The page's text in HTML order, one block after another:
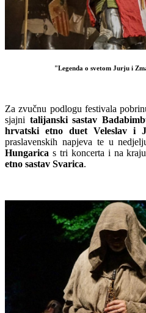
"Legenda o svetom Jurju i
Za zvučnu podlogu festivala
sjajni talijanski sastav
hrvatski etno duet Veleslav i
praslavenskih napjeva te u
Hungarica s tri koncerta i na
etno sastav Svarica.